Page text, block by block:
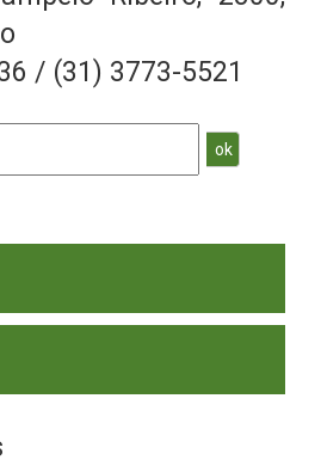
/ (31) 3773-5521
ok